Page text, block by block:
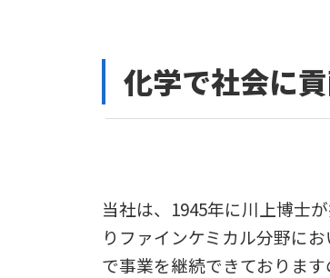
化学で社会に貢
当社は、 1945年に川上博士
りファインケミカル分野に
で事業を継続できておりま